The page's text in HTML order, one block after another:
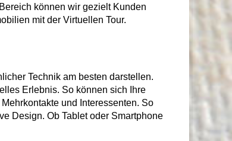
können wir gezielt Kunden
mit der Virtuellen Tour.
Technik am besten darstellen.
Erlebnis. So können sich Ihre
und Interessenten. So
Design. Ob Tablet oder Smartphone